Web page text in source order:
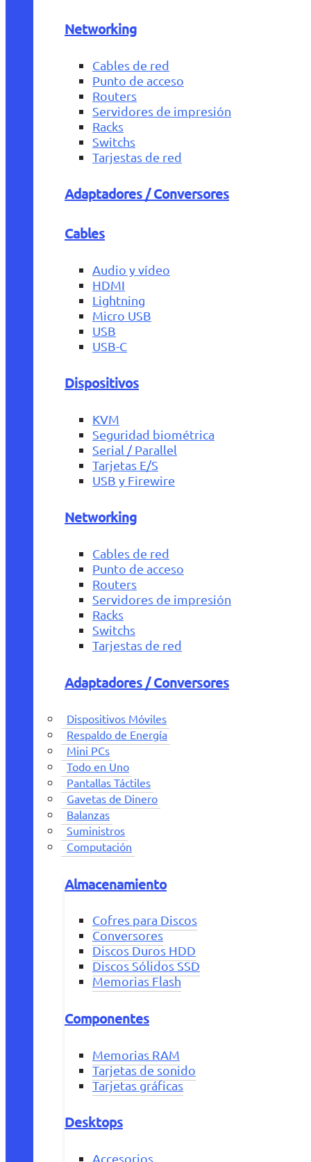
Networking
Cables de red
Punto de acceso
Routers
Servidores de impresión
Racks
Switchs
Tarjestas de red
Adaptadores / Conversores
Cables
Audio y vídeo
HDMI
Lightning
Micro USB
USB
USB-C
Dispositivos
KVM
Seguridad biométrica
Serial / Parallel
Tarjetas E/S
USB y Firewire
Networking
Cables de red
Punto de acceso
Routers
Servidores de impresión
Racks
Switchs
Tarjestas de red
Adaptadores / Conversores
Dispositivos Móviles
Respaldo de Energía
Mini PCs
Todo en Uno
Pantallas Táctiles
Gavetas de Dinero
Balanzas
Suministros
Computación
Almacenamiento
Cofres para Discos
Conversores
Discos Duros HDD
Discos Sólidos SSD
Memorias Flash
Componentes
Memorias RAM
Tarjetas de sonido
Tarjetas gráficas
Desktops
Accesorios